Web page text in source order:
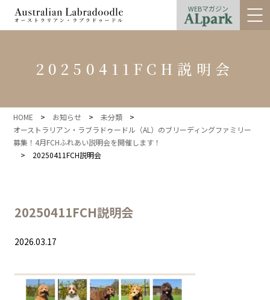
WEBマガジン
20250411FCH説明会
HOME > お知らせ >未分類 >
オーストラリアン・ラブラドゥードル（AL）のブリーディングファミリー
募集！4月FCHふれあい説明会を開催します！
> 20250411FCH説明会
20250411FCH説明会
2026.03.17